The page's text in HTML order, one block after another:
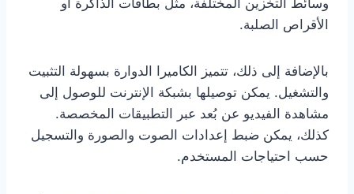
وسائط التخزين المختلفة، مثل بطاقات الذاكرة أو
الأقراص الصلبة.
بالإضافة إلى ذلك، تتميز الكاميرا الدوارة بسهولة التثبيت
والتشغيل. يمكن توصيلها بشبكة الإنترنت للوصول إلى
مشاهدة الفيديو عن بُعد عبر التطبيقات المخصصة.
كذلك، يمكن ضبط إعدادات الصوت والصورة والتسجيل
حسب احتياجات المستخدم.